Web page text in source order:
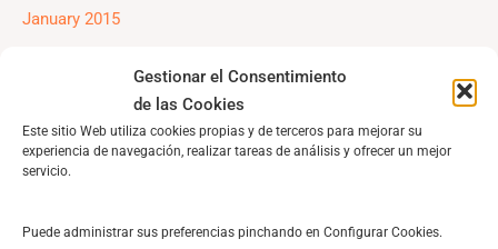
Gestionar el Consentimiento
de las Cookies
Este sitio Web utiliza cookies propias y de terceros para mejorar su
experiencia de navegación, realizar tareas de análisis y ofrecer un mejor
servicio.
Puede administrar sus preferencias pinchando en Configurar Cookies.
January 2015
July 2014
June 2014
February 2014